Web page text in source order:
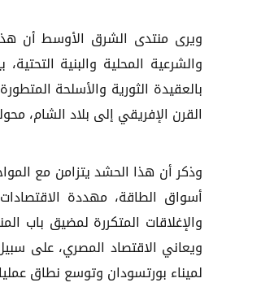
ويرى منتدى الشرق الأوسط أن هذا
والشرعية المحلية والبنية
بالعقيدة الثورية والأسلحة
القرن الإفريقي إلى بلاد الشام،
وذكر أن هذا الحشد يتزامن مع
أسواق الطاقة، مهددة
والإغلاقات المتكررة لمضيق باب
ويعاني الاقتصاد المصري، على
لميناء بورتسودان وتوسع نطاق